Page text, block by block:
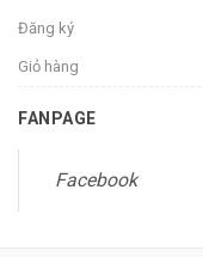
Đăng ký
Giỏ hàng
FANPAGE
Facebook